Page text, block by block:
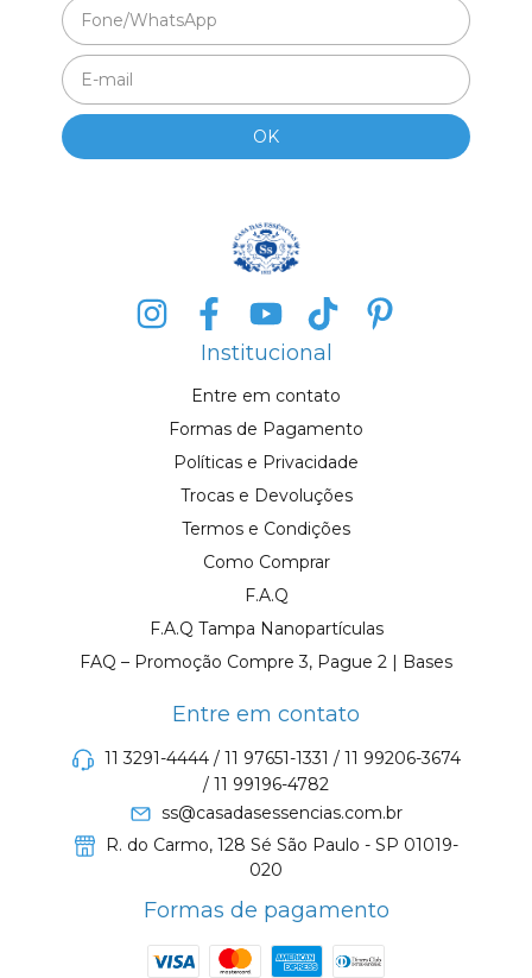
Institucional
Entre em contato
Formas de Pagamento
Políticas e Privacidade
Trocas e Devoluções
Termos e Condições
Como Comprar
F.A.Q
F.A.Q Tampa Nanopartículas
FAQ – Promoção Compre 3, Pague 2 | Bases
Entre em contato
11 3291-4444 / 11 97651-1331 / 11 99206-3674
/ 11 99196-4782
ss@casadasessencias.com.br
R. do Carmo, 128 Sé São Paulo - SP 01019-
020
Formas de pagamento